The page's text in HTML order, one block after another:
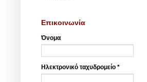
Επικοινωνία
Όνομα
Ηλεκτρονικό ταχυδρομείο *